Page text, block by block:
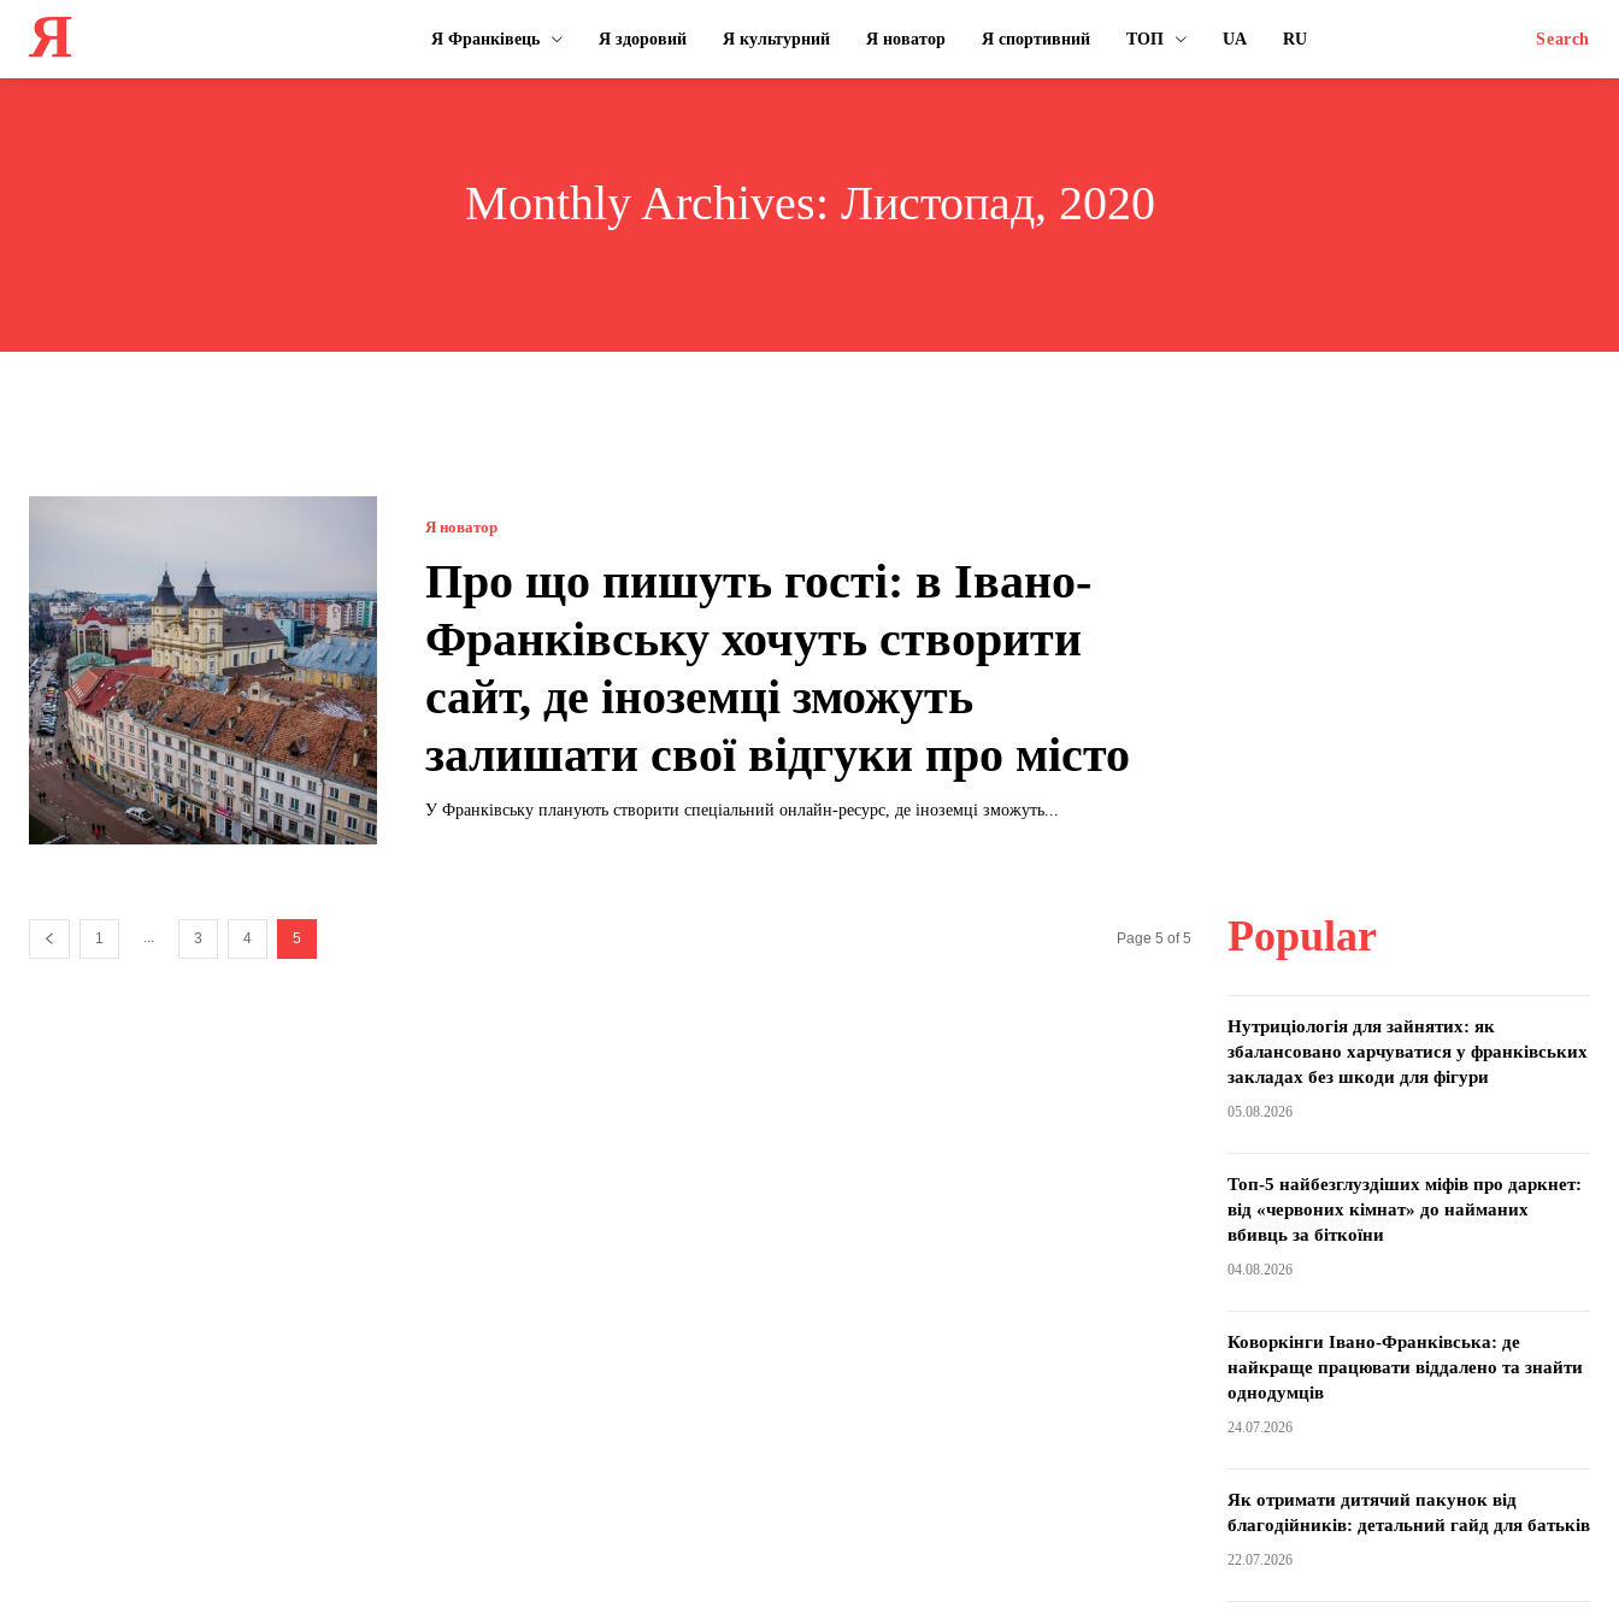
Я Я Франківець Я здоровий Я культурний Я новатор Я спортивний ТОП UA RU Search
Monthly Archives: Листопад, 2020
Я новатор
Про що пишуть гості: в Івано-
Франківську хочуть створити
сайт, де іноземці зможуть
залишати свої відгуки про місто
У Франківську планують створити спеціальний онлайн-ресурс, де іноземці зможуть...
1 ... 3 4 5 Page 5 of 5 Popular
Нутриціологія для зайнятих: як
збалансовано харчуватися у франківських
закладах без шкоди для фігури
05.08.2026
Топ-5 найбезглуздіших міфів про даркнет:
від «червоних кімнат» до найманих
вбивць за біткоїни
04.08.2026
Коворкінги Івано-Франківська: де
найкраще працювати віддалено та знайти
однодумців
24.07.2026
Як отримати дитячий пакунок від
благодійників: детальний гайд для батьків
22.07.2026